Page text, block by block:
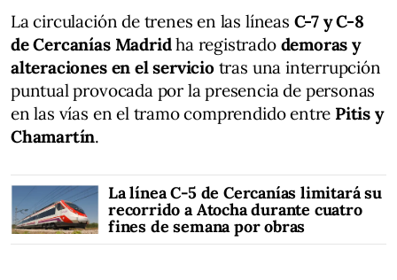
La circulación de trenes en las líneas C-7 y C-8
de Cercanías Madridha registrado demoras y
alteraciones en el serviciotras una interrupción
puntual provocada por la presencia de personas
en las vías en el tramo comprendido entre Pitis y
Chamartín.
La línea C-5 de Cercanías limitará su
recorrido a Atocha durante cuatro
fines de semana por obras